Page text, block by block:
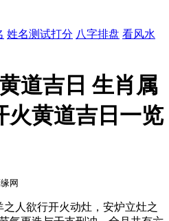
姓名测试打分 八字排盘 看风水
道吉日 生肖属
火黄道吉日一览
网
之人欲行开火动灶，安炉立灶之